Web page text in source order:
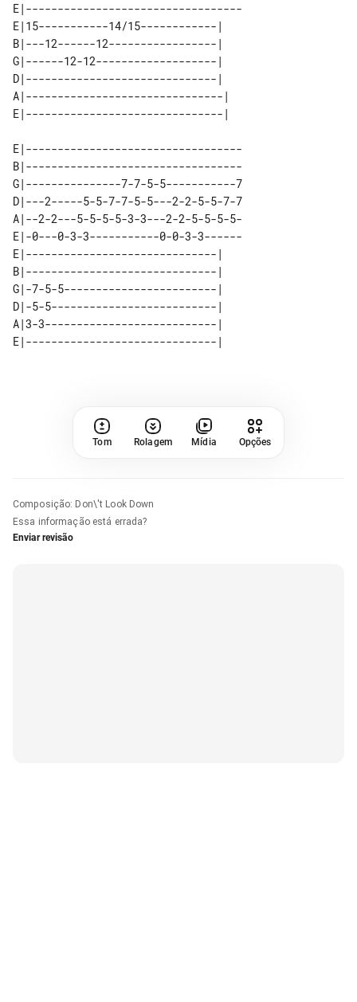
E|----------------------------------
E|15-----------14/15------------|
B|---12------12-----------------|
G|------12-12-------------------|
D|------------------------------|
A|-------------------------------|
E|----------------------------------
B|----------------------------------
G|---------------7-7-5-5-----------7
D|---2-----5-5-7-7-5-5---2-2-5-5-7-7
A|--2-2---5-5-5-5-3-3---2-2-5-5-5-5-
E|-0---0-3-3-----------0-0-3-3------
E|------------------------------|
B|------------------------------|
G|-7-5-5------------------------|
D|-5-5--------------------------|
A|3-3---------------------------|
Tom Rolagem Mídia Opções
Composição: Don\'t Look Down
Essa informação está errada?
Enviar revisão